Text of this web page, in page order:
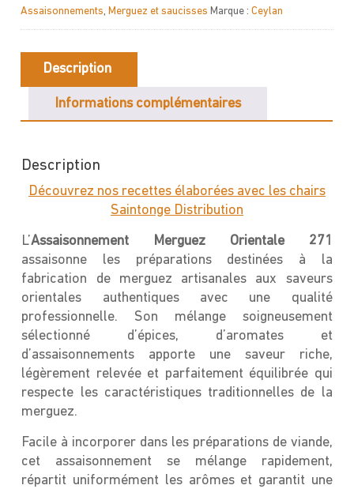
Assaisonnements,Merguez et saucisses Marque :Ceylan
Description
Informations complémentaires
Description
Découvrez nos recettes élaborées avec les chairs
Saintonge Distribution
L’Assaisonnement
Merguez Orientale 271
assaisonne les préparations destinées à la
fabrication de merguez artisanales aux saveurs
orientales authentiques avec une qualité
professionnelle. Son mélange soigneusement
sélectionné d’épices, d’aromates et
d’assaisonnements apporte une saveur riche,
légèrement relevée et parfaitement équilibrée qui
respecte les caractéristiques traditionnelles de la
merguez.
Facile à incorporer dans les préparations de viande,
cet assaisonnement se mélange rapidement,
répartit uniformément les arômes et garantit une